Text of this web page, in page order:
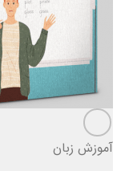
آموزش زبان